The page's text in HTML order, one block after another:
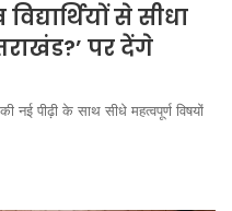
से सीधा
पर देंगे
नई पीढ़ी के साथ सीधे महत्वपूर्ण विषयों